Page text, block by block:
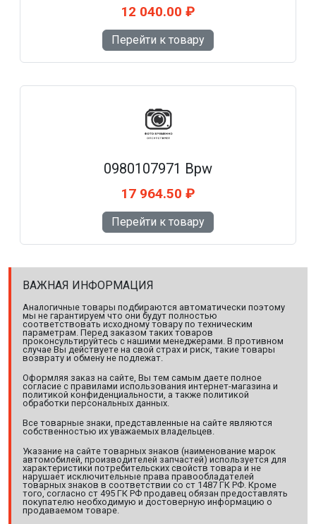
12 040.00 ₽
Перейти к товару
0980107971 Bpw
17 964.50 ₽
Перейти к товару
ВАЖНАЯ ИНФОРМАЦИЯ
Аналогичные товары подбираются автоматически поэтому
мы не гарантируем что они будут полностью
соответствовать исходному товару по техническим
параметрам. Перед заказом таких товаров
проконсультируйтесь с нашими менеджерами. В противном
случае Вы действуете на свой страх и риск, такие товары
возврату и обмену не подлежат.
Оформляя заказ на сайте, Вы тем самым даете полное
согласие с правилами использования интернет-магазина и
политикой конфиденциальности, а также политикой
обработки персональных данных.
Все товарные знаки, представленные на сайте являются
собственностью их уважаемых владельцев.
Указание на сайте товарных знаков (наименование марок
автомобилей, производителей запчастей) используется для
характеристики потребительских свойств товара и не
нарушает исключительные права правообладателей
товарных знаков в соответствии со ст 1487 ГК РФ. Кроме
того, согласно ст 495 ГК РФ продавец обязан предоставлять
покупателю необходимую и достоверную информацию о
продаваемом товаре.